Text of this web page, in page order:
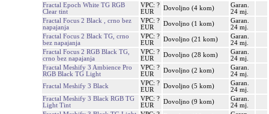
Fractal Epoch White TG RGB
Clear tint
VPC: ?
EUR
Dovoljno (4 kom)
Garan.
24 mj.
Fractal Focus 2 Black , crno bez
napajanja
VPC: ?
EUR
Dovoljno (1 kom)
Garan.
24 mj.
Fractal Focus 2 Black TG, crno
bez napajanja
VPC: ?
EUR
Dovoljno (21 kom)
Garan.
24 mj.
Fractal Focus 2 RGB Black TG,
crno bez napajanja
VPC: ?
EUR
Dovoljno (28 kom)
Garan.
24 mj.
Fractal Meshify 3 Ambience Pro
RGB Black TG Light
VPC: ?
EUR
Dovoljno (2 kom)
Garan.
24 mj.
Fractal Meshify 3 Black
VPC: ?
EUR
Dovoljno (5 kom)
Garan.
24 mj.
Fractal Meshify 3 Black RGB TG
Light Tint
VPC: ?
EUR
Dovoljno (9 kom)
Garan.
24 mj.